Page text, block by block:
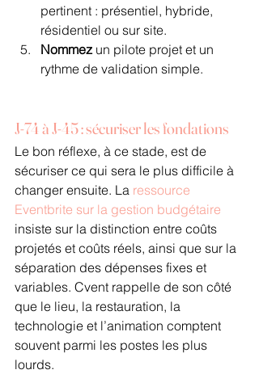
pertinent : présentiel, hybride,
résidentiel ou sur site.
Nommez un pilote projet et un
rythme de validation simple.
J-74 à J-45 : sécuriser les fondations
Le bon réflexe, à ce stade, est de
sécuriser ce qui sera le plus difficile à
changer ensuite. La ressource
Eventbrite sur la gestion budgétaire
insiste sur la distinction entre coûts
projetés et coûts réels, ainsi que sur la
séparation des dépenses fixes et
variables. Cvent rappelle de son côté
que le lieu, la restauration, la
technologie et l’animation comptent
souvent parmi les postes les plus
lourds.